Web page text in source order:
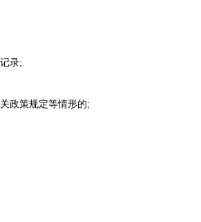
录;
政策规定等情形的;